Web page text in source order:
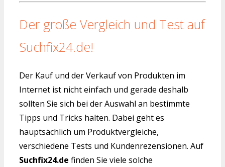
Der große Vergleich und Test auf
Suchfix24.de!
Der Kauf und der Verkauf von Produkten im
Internet ist nicht einfach und gerade deshalb
sollten Sie sich bei der Auswahl an bestimmte
Tipps und Tricks halten. Dabei geht es
hauptsächlich um Produktvergleiche,
verschiedene Tests und Kundenrezensionen. Auf
Suchfix24.de finden Sie viele solche